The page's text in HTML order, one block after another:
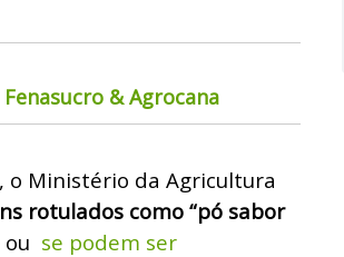
& Agrocana
o Ministério da Agricultura
rotulados como “pó sabor
ou se podem ser